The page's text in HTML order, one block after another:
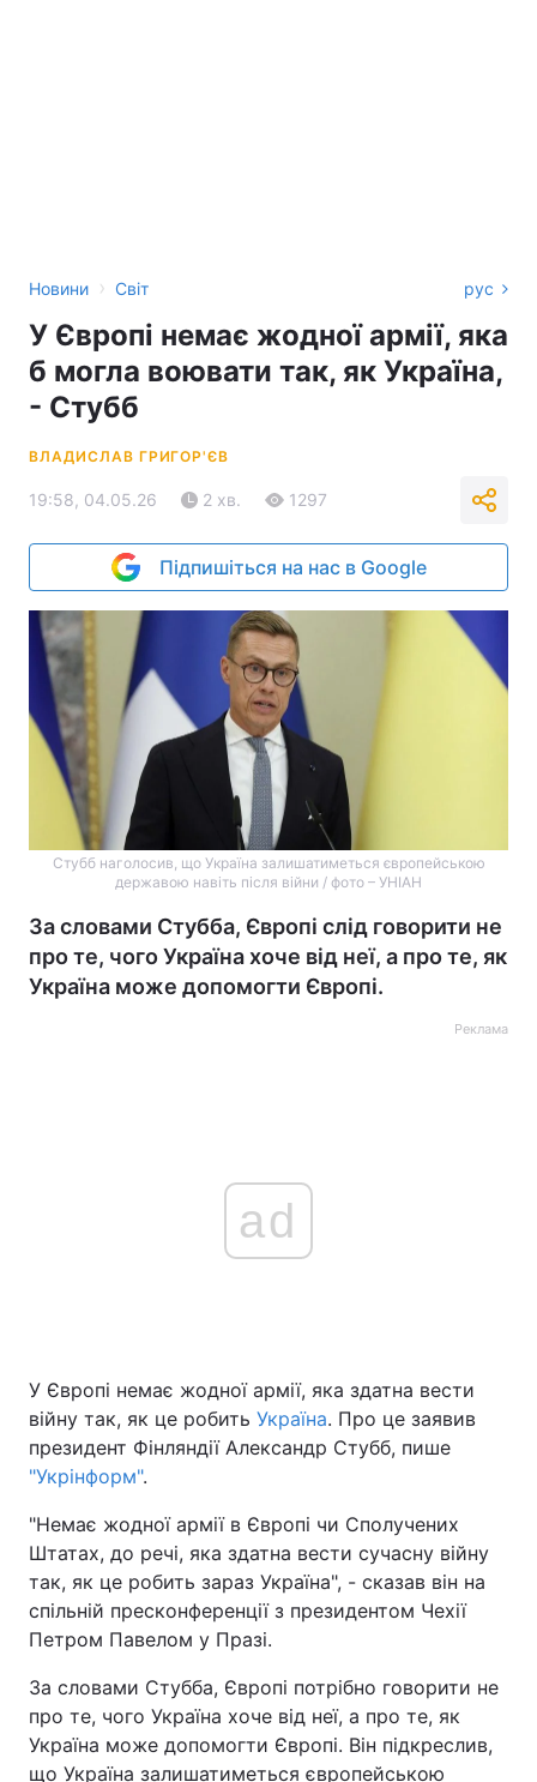
Новини › Світ рус
У Європі немає жодної армії, яка
б могла воювати так, як Україна,
- Стубб
ВЛАДИСЛАВ ГРИГОР'ЄВ
19:58, 04.05.26 2 хв. 1297
Підпишіться на нас в Google
Стубб наголосив, що Україна залишатиметься європейською
державою навіть після війни / фото – УНІАН
За словами Стубба, Європі слід говорити не
про те, чого Україна хоче від неї, а про те, як
Україна може допомогти Європі.
Реклама
ad
У Європі немає жодної армії, яка здатна вести
війну так, як це робить Україна. Про це заявив
президент Фінляндії Александр Стубб, пише
"Укрінформ".
"Немає жодної армії в Європі чи Сполучених
Штатах, до речі, яка здатна вести сучасну війну
так, як це робить зараз Україна", - сказав він на
спільній пресконференції з президентом Чехії
Петром Павелом у Празі.
За словами Стубба, Європі потрібно говорити не
про те, чого Україна хоче від неї, а про те, як
Україна може допомогти Європі. Він підкреслив,
що Україна залишатиметься європейською